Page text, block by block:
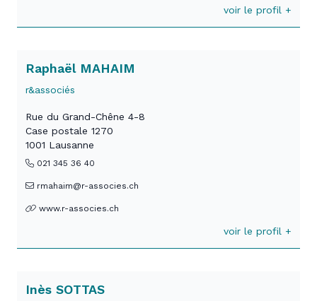
voir le profil +
Raphaël MAHAIM
r&associés
Rue du Grand-Chêne 4-8
Case postale 1270
1001 Lausanne
021 345 36 40
rmahaim@r-associes.ch
www.r-associes.ch
voir le profil +
Inès SOTTAS